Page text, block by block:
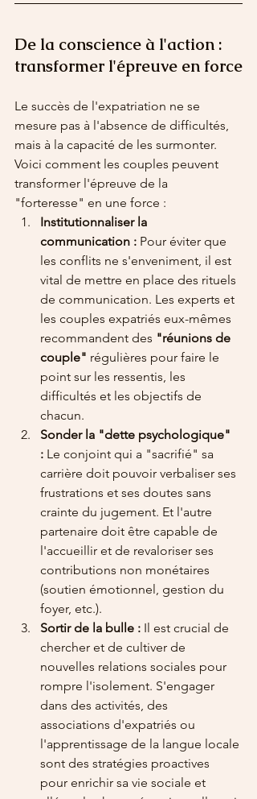
De la conscience à l'action :
transformer l'épreuve en force
Le succès de l'expatriation ne se
mesure pas à l'absence de difficultés,
mais à la capacité de les surmonter.
Voici comment les couples peuvent
transformer l'épreuve de la
"forteresse" en une force :
Institutionnaliser la
communication : Pour éviter que
les conflits ne s'enveniment, il est
vital de mettre en place des rituels
de communication. Les experts et
les couples expatriés eux-mêmes
recommandent des "réunions de
couple" régulières pour faire le
point sur les ressentis, les
difficultés et les objectifs de
chacun.
Sonder la "dette psychologique"
: Le conjoint qui a "sacrifié" sa
carrière doit pouvoir verbaliser ses
frustrations et ses doutes sans
crainte du jugement. Et l'autre
partenaire doit être capable de
l'accueillir et de revaloriser ses
contributions non monétaires
(soutien émotionnel, gestion du
foyer, etc.).
Sortir de la bulle : Il est crucial de
chercher et de cultiver de
nouvelles relations sociales pour
rompre l'isolement. S'engager
dans des activités, des
associations d'expatriés ou
l'apprentissage de la langue locale
sont des stratégies proactives
pour enrichir sa vie sociale et